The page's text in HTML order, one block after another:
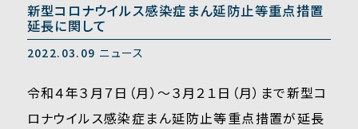
新型コロナウイルス感染症まん延防止等重点措置
延長に関して
2022.03.09 ニュース
令和４年３月７日（月）～３月２１日（月）まで新型コ
ロナウイルス感染症まん延防止等重点措置が延長